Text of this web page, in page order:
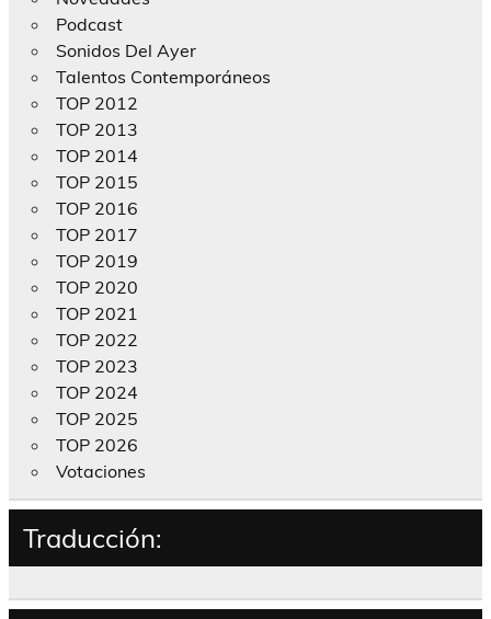
Podcast
Sonidos Del Ayer
Talentos Contemporáneos
TOP 2012
TOP 2013
TOP 2014
TOP 2015
TOP 2016
TOP 2017
TOP 2019
TOP 2020
TOP 2021
TOP 2022
TOP 2023
TOP 2024
TOP 2025
TOP 2026
Votaciones
Traducción: